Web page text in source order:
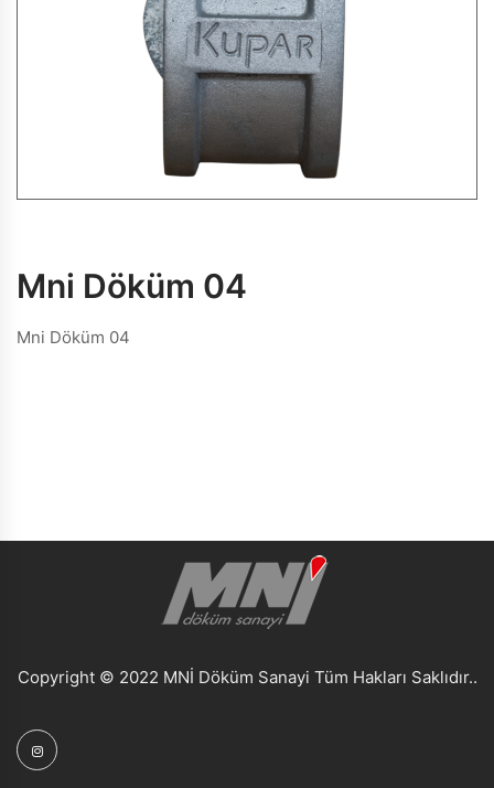
Mni Döküm 04
Mni Döküm 04
Copyright © 2022 MNİ Döküm Sanayi Tüm Hakları Saklıdır..